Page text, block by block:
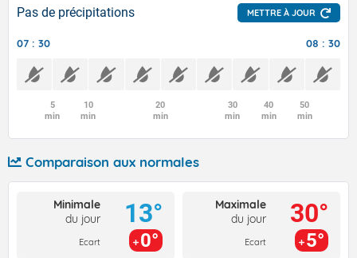
Pas de précipitations METTRE À JOUR
07 : 30 08 : 30
5
min
10
min
20
min
30
min
40
min
50
min
Comparaison aux normales
Minimale
du jour
Ecart
13°
0°
Maximale
du jour
Ecart
30°
5°